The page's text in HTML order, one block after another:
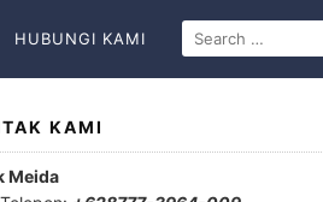
HUBUNGI KAMI
KAMI
Meida